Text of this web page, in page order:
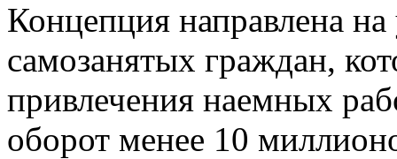
Концепция направлена на
самозанятых граждан,
привлечения наемных
оборот менее 10